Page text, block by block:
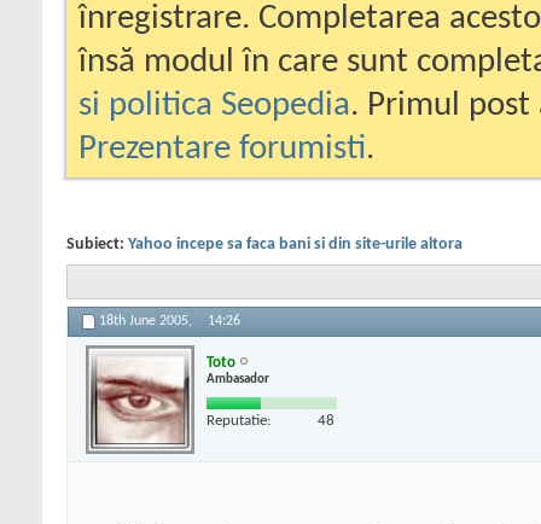
înregistrare. Completarea
însă modul în care sunt
si politica Seopedia. Primul
Prezentare forumisti.
Subiect: Yahoo incepe sa faca bani si din site-urile altora
18th June 2005, 14:26
Toto
Ambasador
Reputatie: 48